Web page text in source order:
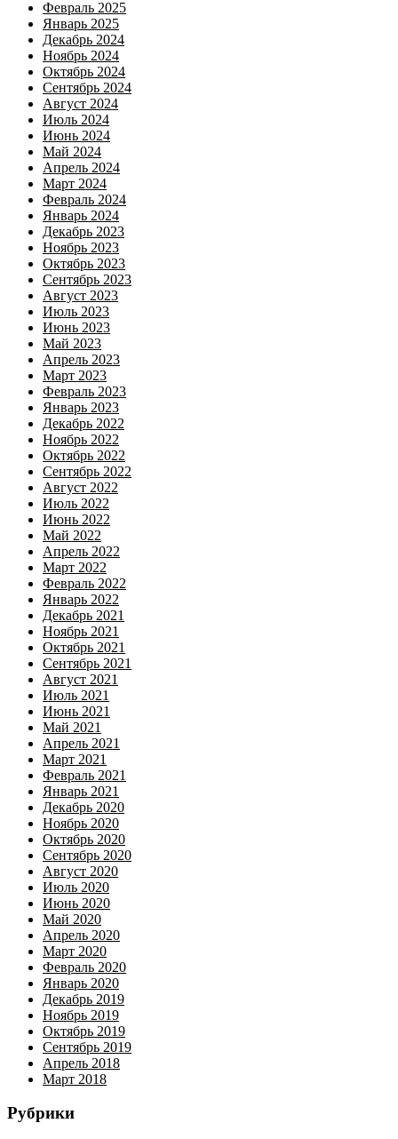
Февраль 2025
Январь 2025
Декабрь 2024
Ноябрь 2024
Октябрь 2024
Сентябрь 2024
Август 2024
Июль 2024
Июнь 2024
Май 2024
Апрель 2024
Март 2024
Февраль 2024
Январь 2024
Декабрь 2023
Ноябрь 2023
Октябрь 2023
Сентябрь 2023
Август 2023
Июль 2023
Июнь 2023
Май 2023
Апрель 2023
Март 2023
Февраль 2023
Январь 2023
Декабрь 2022
Ноябрь 2022
Октябрь 2022
Сентябрь 2022
Август 2022
Июль 2022
Июнь 2022
Май 2022
Апрель 2022
Март 2022
Февраль 2022
Январь 2022
Декабрь 2021
Ноябрь 2021
Октябрь 2021
Сентябрь 2021
Август 2021
Июль 2021
Июнь 2021
Май 2021
Апрель 2021
Март 2021
Февраль 2021
Январь 2021
Декабрь 2020
Ноябрь 2020
Октябрь 2020
Сентябрь 2020
Август 2020
Июль 2020
Июнь 2020
Май 2020
Апрель 2020
Март 2020
Февраль 2020
Январь 2020
Декабрь 2019
Ноябрь 2019
Октябрь 2019
Сентябрь 2019
Апрель 2018
Март 2018
Рубрики